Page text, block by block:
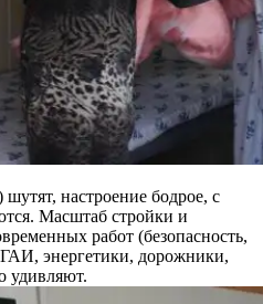
настроение бодрое, с
Масштаб стройки и
работ (безопасность,
энергетики, дорожники,
удивляют.